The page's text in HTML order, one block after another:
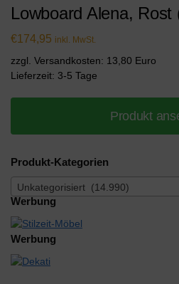
Lowboard Alena, Rost
€174,95 inkl. MwSt.
zzgl. Versandkosten: 13,80 Euro
Lieferzeit: 3-5 Tage
Produkt
Produkt-Kategorien
Unkategorisiert (14.990)
Werbung
Werbung